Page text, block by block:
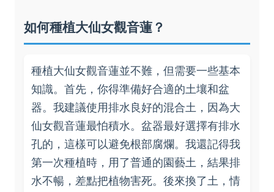
如何種植大仙女觀音蓮？
種植大仙女觀音蓮並不難，但需要一些基本
知識。首先，你得準備好合適的土壤和盆
器。我建議使用排水良好的混合土，因為大
仙女觀音蓮最怕積水。盆器最好選擇有排水
孔的，這樣可以避免根部腐爛。我還記得我
第一次種植時，用了普通的園藝土，結果排
水不暢，差點把植物害死。後來換了土，情